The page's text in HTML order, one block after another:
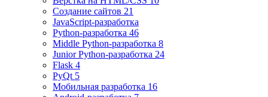
Создание сайтов 21
JavaScript-разработка
Python-разработка 46
Middle Python-разработка 8
Junior Python-разработка 24
Flask 4
PyQt 5
Мобильная разработка 16